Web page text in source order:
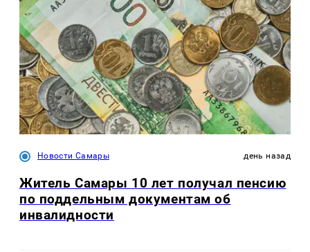
Новости Самары день назад
Житель Самары 10 лет получал пенсию
по поддельным документам об
инвалидности